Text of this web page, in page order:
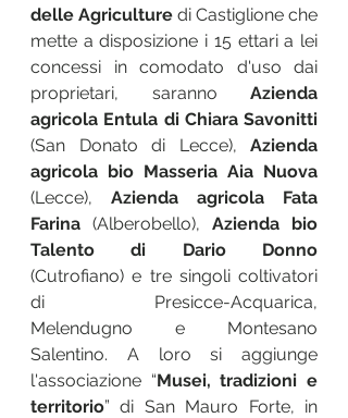
delle Agriculture di Castiglione che
mette a disposizione i 15 ettari a lei
concessi in comodato d'uso dai
proprietari, saranno Azienda
agricola Entula di Chiara Savonitti
(San Donato di Lecce), Azienda
agricola bio Masseria Aia Nuova
(Lecce), Azienda agricola Fata
Farina (Alberobello), Azienda bio
(Cutrofiano) e tre singoli coltivatori
di Presicce-Acquarica,
Melendugno e Montesano
Salentino. A loro si aggiunge
l'associazione “Musei, tradizioni e
territorio” di San Mauro Forte, in